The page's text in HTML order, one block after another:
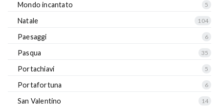
Mondo incantato 5
Natale 104
Paesaggi 6
Pasqua 35
Portachiavi 5
Portafortuna 6
San Valentino 14